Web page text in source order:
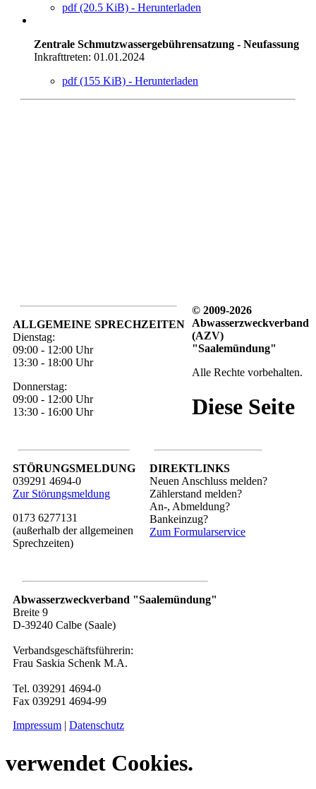
pdf (20.5 KiB) - Herunterladen
Zentrale Schmutzwassergebührensatzung - Neufassung
Inkrafttreten: 01.01.2024
pdf (155 KiB) - Herunterladen
ALLGEMEINE SPRECHZEITEN
Dienstag:
09:00 - 12:00 Uhr
13:30 - 18:00 Uhr
Donnerstag:
09:00 - 12:00 Uhr
13:30 - 16:00 Uhr
STÖRUNGSMELDUNG
039291 4694-0
Zur Störungsmeldung
0173 6277131
(außerhalb der allgemeinen
Sprechzeiten)
DIREKTLINKS
Neuen Anschluss melden?
Zählerstand melden?
An-, Abmeldung?
Bankeinzug?
Zum Formularservice
Abwasserzweckverband "Saalemündung"
Breite 9
D-39240 Calbe (Saale)
Verbandsgeschäftsführerin:
Frau Saskia Schenk M.A.
Tel. 039291 4694-0
Fax 039291 4694-99
Impressum | Datenschutz
© 2009-2026
Abwasserzweckverband
(AZV)
"Saalemündung"
Alle Rechte vorbehalten.
Diese Seite
verwendet Cookies.